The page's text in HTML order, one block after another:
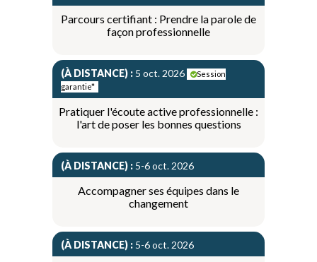
Parcours certifiant : Prendre la parole de
façon professionnelle
(À DISTANCE) : 5 oct. 2026
Session
garantie*
Pratiquer l'écoute active professionnelle :
l'art de poser les bonnes questions
(À DISTANCE) : 5-6 oct. 2026
Accompagner ses équipes dans le
changement
(À DISTANCE) : 5-6 oct. 2026